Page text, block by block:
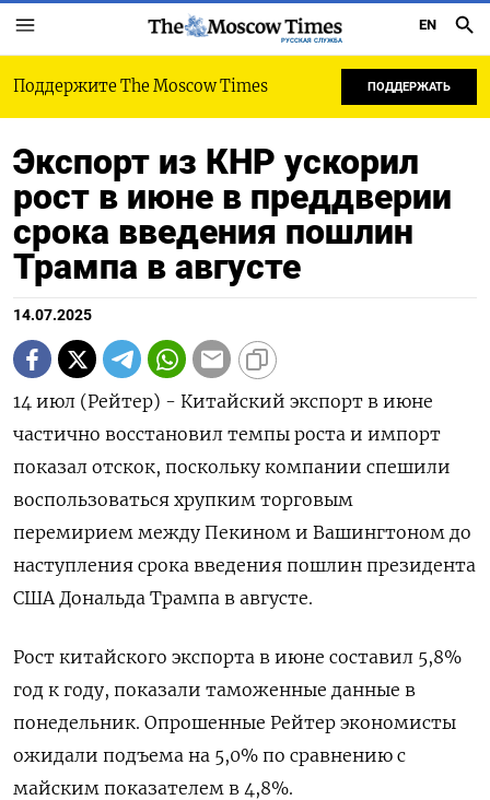
РУССКАЯ СЛУЖБА
EN
Поддержите The Moscow Times ПОДДЕРЖАТЬ
Экспорт из КНР ускорил
рост в июне в преддверии
срока введения пошлин
Трампа в августе
14.07.2025
14 июл (Рейтер) - Китайский экспорт в июне
частично восстановил темпы роста и импорт
показал отскок, поскольку компании спешили
воспользоваться хрупким торговым
перемирием между Пекином и Вашингтоном до
наступления срока введения пошлин президента
США Дональда Трампа в августе.
Рост китайского экспорта в июне составил 5,8%
год к году, показали таможенные данные в
понедельник. Опрошенные Рейтер экономисты
ожидали подъема на 5,0% по сравнению с
майским показателем в 4,8%.